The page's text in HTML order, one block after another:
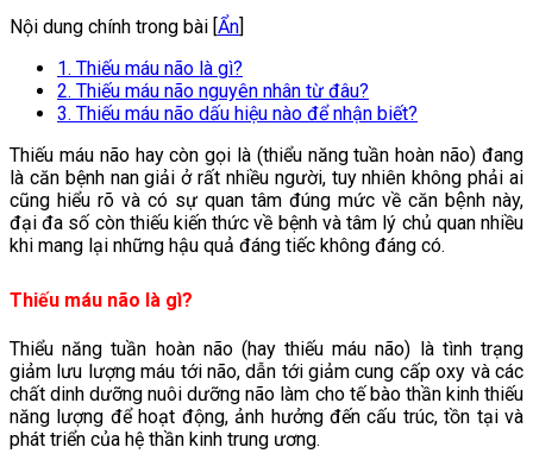
Nội dung chính trong bài [Ẩn]
1. Thiếu máu não là gì?
2. Thiếu máu não nguyên nhân từ đâu?
3. Thiếu máu não dấu hiệu nào để nhận biết?
Thiếu máu não hay còn gọi là (thiểu năng tuần hoàn não) đang
là căn bệnh nan giải ở rất nhiều người, tuy nhiên không phải ai
cũng hiểu rõ và có sự quan tâm đúng mức về căn bệnh này,
đại đa số còn thiếu kiến thức về bệnh và tâm lý chủ quan nhiều
khi mang lại những hậu quả đáng tiếc không đáng có.
Thiếu máu não là gì?
Thiểu năng tuần hoàn não (hay thiếu máu não) là tình trạng
giảm lưu lượng máu tới não, dẫn tới giảm cung cấp oxy và các
chất dinh dưỡng nuôi dưỡng não làm cho tế bào thần kinh thiếu
năng lượng để hoạt động, ảnh hưởng đến cấu trúc, tồn tại và
phát triển của hệ thần kinh trung ương.